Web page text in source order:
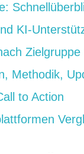
Methodik,
to Action